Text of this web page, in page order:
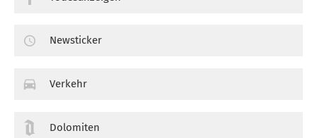
Newsticker
Verkehr
Dolomiten